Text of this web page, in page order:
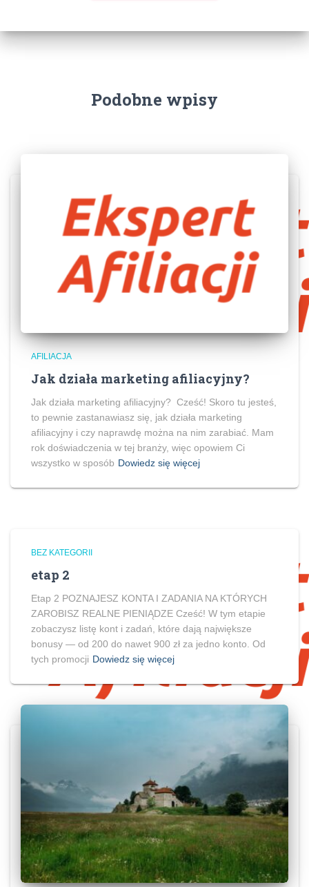
Podobne wpisy
AFILIACJA
Jak działa marketing afiliacyjny?
Jak działa marketing afiliacyjny? Cześć! Skoro tu jesteś,
to pewnie zastanawiasz się, jak działa marketing
afiliacyjny i czy naprawdę można na nim zarabiać. Mam
rok doświadczenia w tej branży, więc opowiem Ci
wszystko w sposób Dowiedz się więcej
BEZ KATEGORII
etap 2
Etap 2 POZNAJESZ KONTA I ZADANIA NA KTÓRYCH
ZAROBISZ REALNE PIENIĄDZE Cześć! W tym etapie
zobaczysz listę kont i zadań, które dają największe
bonusy — od 200 do nawet 900 zł za jedno konto. Od
tych promocji Dowiedz się więcej